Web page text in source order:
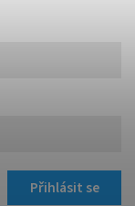
Přihlásit se